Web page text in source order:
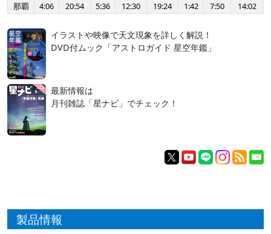
那覇
4:06 20:54 5:36 12:30 19:24 1:42 7:50 14:02
イラストや映像で天文現象を詳しく解説！
DVD付ムック「アストロガイド 星空年鑑」
最新情報は
月刊雑誌「星ナビ」でチェック！
製品情報